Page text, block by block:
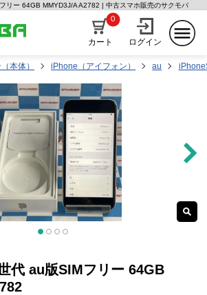
リー 64GB MMYD3J/A A2782 | 中古スマホ販売のサクモバ
カート
0
ログイン
本体） iPhone（アイフォン） au
代 au版SIMフリー 64GB